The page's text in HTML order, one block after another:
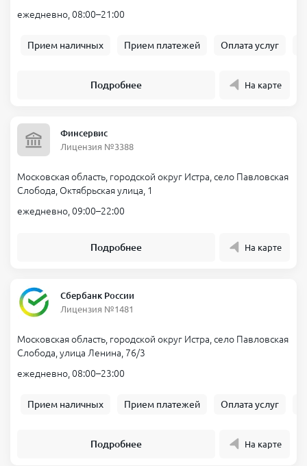
ежедневно, 08:00–21:00
Прием наличных Прием платежей Оплата услуг
Подробнее На карте
Финсервис
Лицензия №3388
Московская область, городской округ Истра, село Павловская
Слобода, Октябрьская улица, 1
ежедневно, 09:00–22:00
Подробнее На карте
Сбербанк России
Лицензия №1481
Московская область, городской округ Истра, село Павловская
Слобода, улица Ленина, 76/3
ежедневно, 08:00–23:00
Прием наличных Прием платежей Оплата услуг
Подробнее На карте